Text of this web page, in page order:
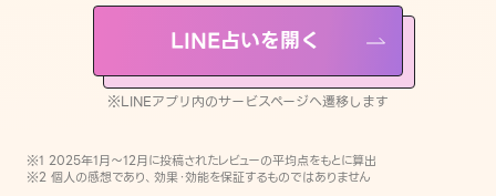
LINE占いを開く
※LINEアプリ内のサービスページへ遷移します
※1 2025年1月〜12月に投稿されたレビューの平均点をもとに算出
※2 個人の感想であり、効果・効能を保証するものではありません